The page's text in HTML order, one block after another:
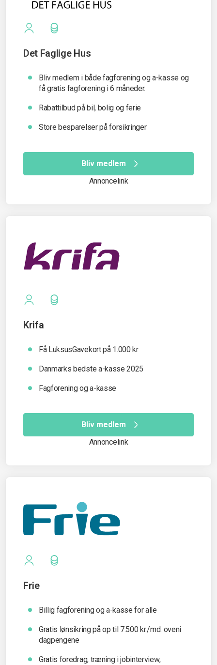
Det Faglige Hus
Bliv medlem i både fagforening og a-kasse og
få gratis fagforening i 6 måneder.
Rabattilbud på bil, bolig og ferie
Store besparelser på forsikringer
Bliv medlem
Annoncelink
Krifa
Få LuksusGavekort på 1.000 kr
Danmarks bedste a-kasse 2025
Fagforening og a-kasse
Bliv medlem
Annoncelink
Frie
Billig fagforening og a-kasse for alle
Gratis lønsikring på op til 7.500 kr./md. oveni
dagpengene
Gratis foredrag, træning i jobinterview,